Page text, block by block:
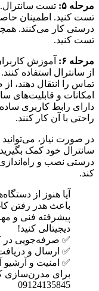
مرحله ۵:
تست سانترال.
تست کنید. اطمینان
درستی کار می‌کنند.
تست کنید.
مرحله ۶:
آموزش
از سانترال استفاده
تماس را انتقال دهند،
امکانات و قابلیت‌های
دارای رابط کاربری
راحتی با آن کار کنند.
در صورت نیاز،
سانترال خود کمک
درستی نصب و
کند.
آیا هنوز از
باعث هدر رفتن
پیشرفته فنی و
دیجیتالی کنید!
✅ صرفه‌جویی در
✅ ارسال و
✅ امنیت و
برای مدرن‌سازی
09124135845